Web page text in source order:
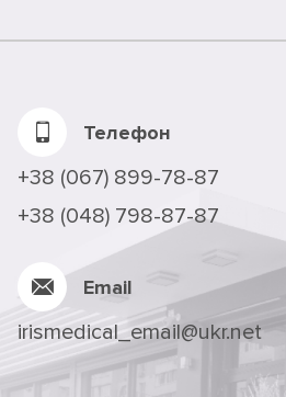
Телефон
+38 (067) 899-78-87
+38 (048) 798-87-87
Email
irismedical_email@ukr.net